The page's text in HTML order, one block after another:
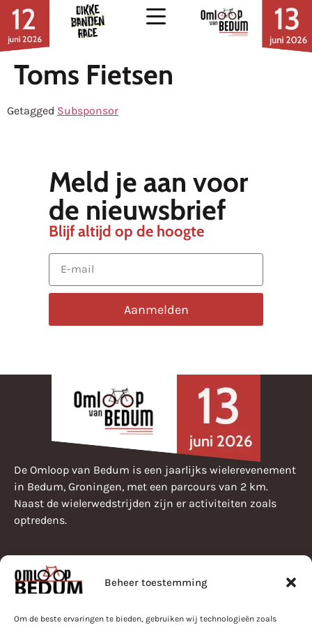
Beheer toestemming
Om de beste ervaringen te bieden, gebruiken wij technologieën zoals
Toms Fietsen
Getagged Subsponsor
Meld je aan voor
de nieuwsbrief
Blijf altijd op de hoogte
Aanmelden
De Omloop van Bedum is een jaarlijks wielerevenement
in Bedum, Groningen, met een parcours van 2 km.
Naast de wielerwedstrijden zijn er activiteiten zoals
optredens.
Pearle Omloop van Bedum